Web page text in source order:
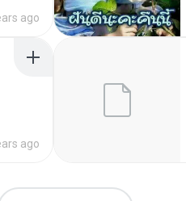
ago
ago